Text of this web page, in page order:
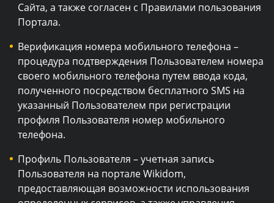
Сайта, а также согласен с Правилами пользования
Портала.
Верификация номера мобильного телефона –
процедура подтверждения Пользователем номера
своего мобильного телефона путем ввода кода,
полученного посредством бесплатного SMS на
указанный Пользователем при регистрации
профиля Пользователя номер мобильного
телефона.
Профиль Пользователя – учетная запись
Пользователя на портале Wikidom,
предоставляющая возможности использования